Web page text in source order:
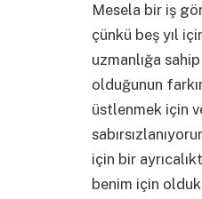
Mesela bir iş
çünkü beş yıl
uzmanlığa
olduğunun
üstlenmek için
için bir
benim için